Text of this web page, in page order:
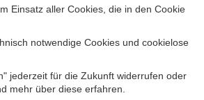
Einsatz aller Cookies, die in den Cookie
notwendige Cookies und cookielose
jederzeit für die Zukunft widerrufen oder
mehr über diese erfahren.